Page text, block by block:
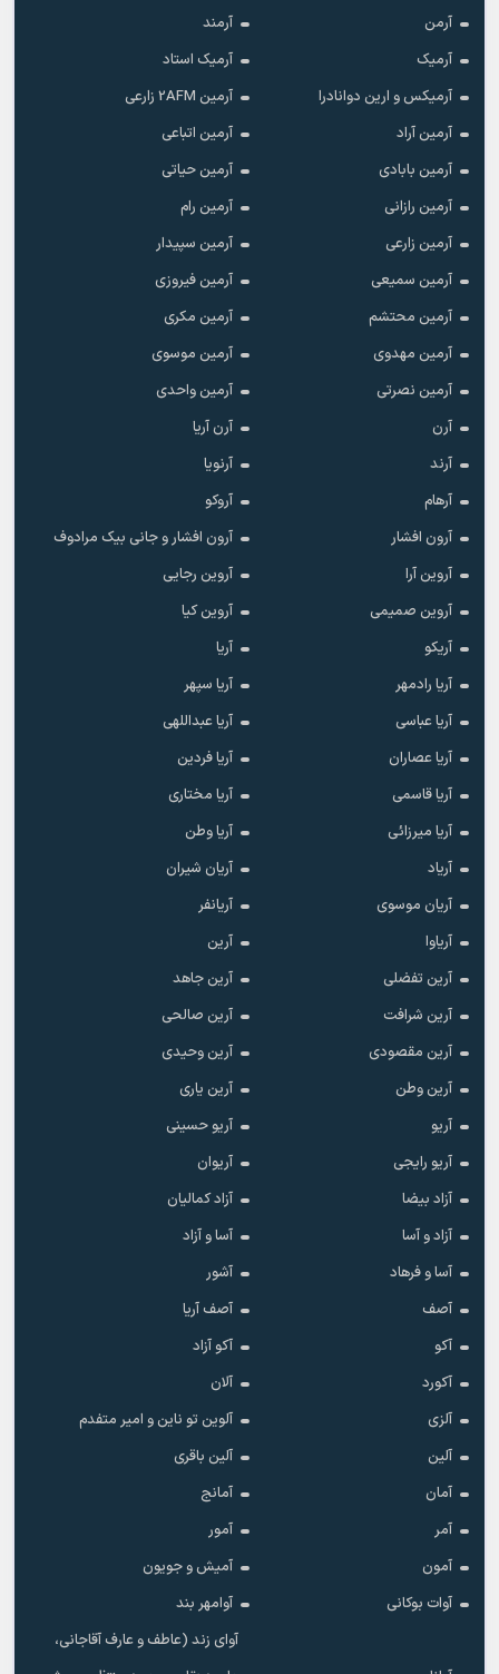
آرمن
آرمند
آرمیک
آرمیک استاد
آرمیکس و ارین دوانادرا
آرمین 2AFM زارعی
آرمین آراد
آرمین اتباعی
آرمین بابادی
آرمین حیاتی
آرمین رازانی
آرمین رام
آرمین زارعی
آرمین سپیدار
آرمین سمیعی
آرمین فیروزی
آرمین محتشم
آرمین مکری
آرمین مهدوی
آرمین موسوی
آرمین نصرتی
آرمین واحدی
آرن
آرن آریا
آرند
آرنویا
آرهام
آروکو
آرون افشار
آرون افشار و جانی بیک مرادوف
آروین آرا
آروین رجایی
آروین صمیمی
آروین کیا
آریکو
آریا
آریا رادمهر
آریا سپهر
آریا عباسی
آریا عبداللهی
آریا عصاران
آریا فردین
آریا قاسمی
آریا مختاری
آریا میرزائی
آریا وطن
آریاد
آریان شیران
آریان موسوی
آریانفر
آریاوا
آرین
آرین تفضلی
آرین جاهد
آرین شرافت
آرین صالحی
آرین مقصودی
آرین وحیدی
آرین وطن
آرین یاری
آریو
آریو حسینی
آریو رایجی
آریوان
آزاد بیضا
آزاد کمالیان
آزاد و آسا
آسا و آزاد
آسا و فرهاد
آشور
آصف
آصف آریا
آکو
آکو آزاد
آکورد
آلان
آلزی
آلوین تو ناین و امیر متفدم
آلین
آلین باقری
آمان
آمانج
آمر
آمور
آمون
آمیش و جویون
آوات بوکانی
آوامهر بند
آوای زند (عاطف و عارف آقاجانی،